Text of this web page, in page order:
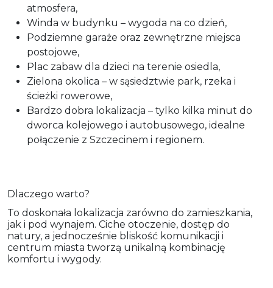
atmosfera,
Winda w budynku – wygoda na co dzień,
Podziemne garaże oraz zewnętrzne miejsca
postojowe,
Plac zabaw dla dzieci na terenie osiedla,
Zielona okolica – w sąsiedztwie park, rzeka i
ścieżki rowerowe,
Bardzo dobra lokalizacja – tylko kilka minut do
dworca kolejowego i autobusowego, idealne
połączenie z Szczecinem i regionem.
Dlaczego warto?
To doskonała lokalizacja zarówno do zamieszkania,
jak i pod wynajem. Ciche otoczenie, dostęp do
natury, a jednocześnie bliskość komunikacji i
centrum miasta tworzą unikalną kombinację
komfortu i wygody.